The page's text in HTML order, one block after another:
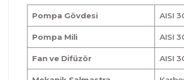
Pompa Gövdesi AISI
Pompa Mili AISI
Fan ve Difüzör AISI